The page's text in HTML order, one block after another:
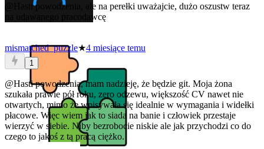
powodzenia, ale na perełki uważajcie, dużo oszustw teraz
na udawanego pracodawcę
mismatched_puzzle★4 miesiące temu
1
@Hastipowodzenia, mam nadzieję, że będzie git. Moja żona
szukała prawie pół roku, zero odzewu, większość CV nawet nie
otwartych, mimo że wpisywała się idealnie w wymagania i widełki
płacowe. Więc wiem jak to siada na banie i człowiek przestaje
wierzyć w siebie. Niby bezrobocie niskie ale jak przychodzi co do
czego to jakoś z tą pracą ciężko.